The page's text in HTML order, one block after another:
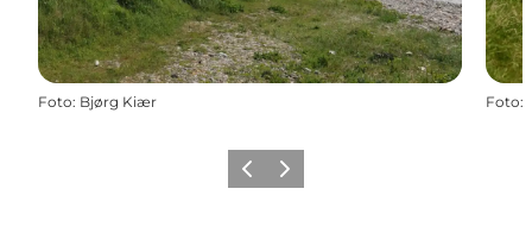
Foto: Bjørg Kiær Foto:
ZurückWeiter